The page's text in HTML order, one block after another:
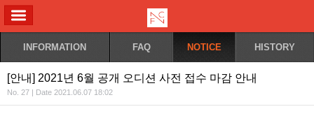
INFORMATION FAQ NOTICE HISTORY
[안내] 2021년 6월 공개 오디션 사전 접수 마감 안내
No. 27 | Date 2021.06.07 18:02